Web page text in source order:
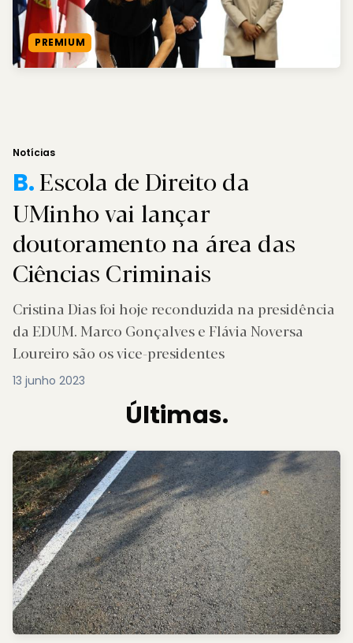
PREMIUM
Notícias
B.Escola de Direito da
UMinho vai lançar
doutoramento na área das
Ciências Criminais
Cristina Dias foi hoje reconduzida na presidência
da EDUM. Marco Gonçalves e Flávia Noversa
Loureiro são os vice-presidentes
13 junho 2023
Últimas.